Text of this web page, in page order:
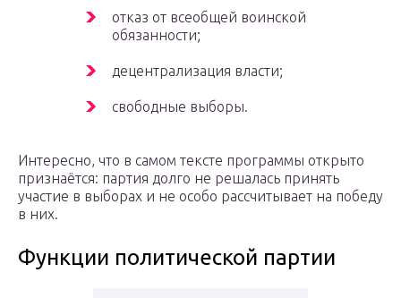
отказ от всеобщей воинской
обязанности;
децентрализация власти;
свободные выборы.
Интересно, что в самом тексте программы открыто
признаётся: партия долго не решалась принять
участие в выборах и не особо рассчитывает на победу
в них.
Функции политической партии